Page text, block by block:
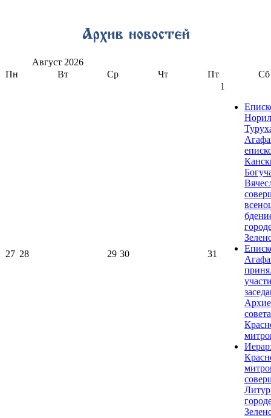
Август 2026
Пн
Вт Ср Чт Пт Сб
27 28 29 30 31
1
совета